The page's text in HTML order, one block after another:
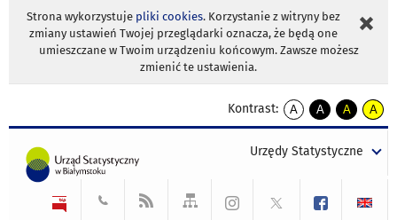
Strona wykorzystuje pliki cookies. Korzystanie z witryny bez
zmiany ustawień Twojej przeglądarki oznacza, że będą one
umieszczane w Twoim urządzeniu końcowym. Zawsze możesz
zmienić te ustawienia.
Kontrast:
A
kontrast
A
kontrast
tekst
czarnym
A
kontrast
tekst
czarnym
A
tekst
żółtym
Urzędy Statystyczne